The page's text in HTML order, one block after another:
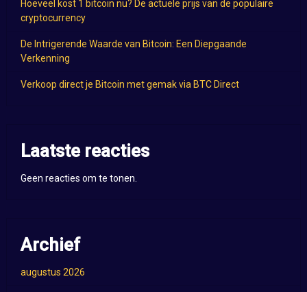
Hoeveel kost 1 bitcoin nu? De actuele prijs van de populaire
cryptocurrency
De Intrigerende Waarde van Bitcoin: Een Diepgaande
Verkenning
Verkoop direct je Bitcoin met gemak via BTC Direct
Laatste reacties
Geen reacties om te tonen.
Archief
augustus 2026